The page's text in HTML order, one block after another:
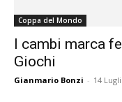
Coppa del Mondo
I cambi marca
Giochi
Gianmario Bonzi - 14